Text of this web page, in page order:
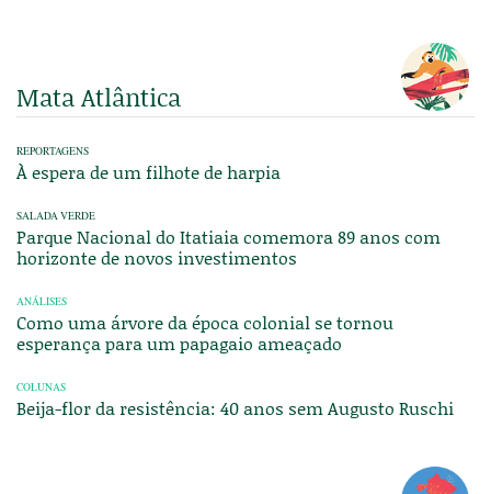
Mata Atlântica
REPORTAGENS
À espera de um filhote de harpia
SALADA VERDE
Parque Nacional do Itatiaia comemora 89 anos com
horizonte de novos investimentos
ANÁLISES
Como uma árvore da época colonial se tornou
esperança para um papagaio ameaçado
COLUNAS
Beija-flor da resistência: 40 anos sem Augusto Ruschi